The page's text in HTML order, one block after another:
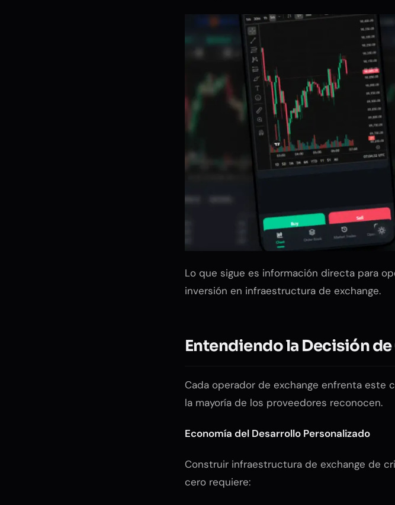
Lo que sigue es información directa para
inversión en infraestructura de exchange.
Entendiendo la Decisión
Cada operador de exchange enfrenta este
la mayoría de los proveedores reconocen.
Economía del Desarrollo Personalizado
Construir infraestructura de exchange de
cero requiere: